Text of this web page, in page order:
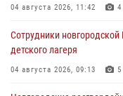
04 августа 2026, 11:42 4
Сотрудники новгородской
детского лагеря
04 августа 2026, 09:13 5